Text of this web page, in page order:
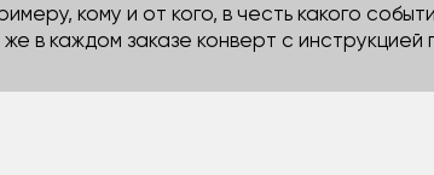
кому и от кого, в честь какого
же в каждом заказе конверт с